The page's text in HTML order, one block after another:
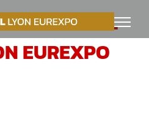
DE NOËL
EUREXPO